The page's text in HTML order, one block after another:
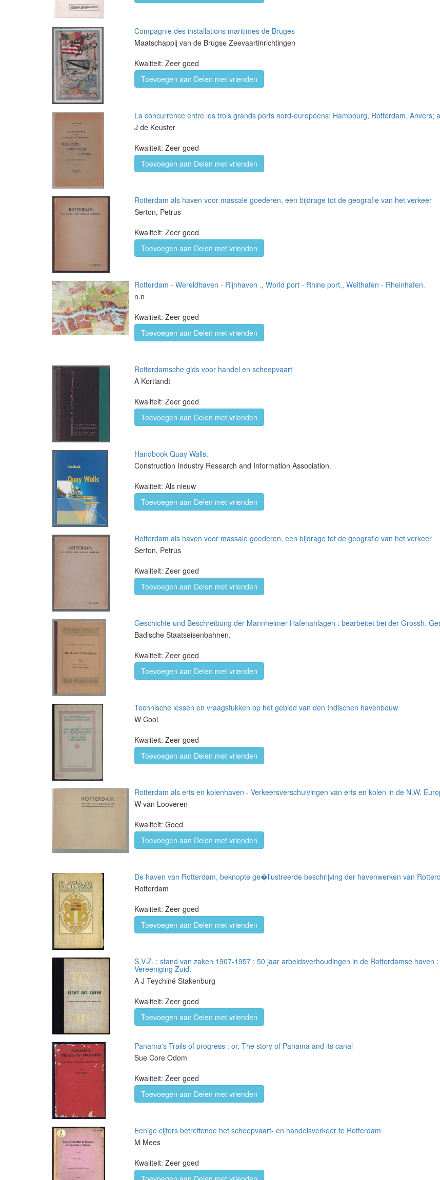
Compagnie des installations maritimes de Bruges
Maatschappij van de Brugse Zeevaartinrichtingen
Kwaliteit: Zeer goed
Toevoegen aan Delen met vrienden
La concurrence entre les trois grands ports nord-européens: Hambourg, Rotterdam, Anvers;
J de Keuster
Kwaliteit: Zeer goed
Toevoegen aan Delen met vrienden
Rotterdam als haven voor massale goederen, een bijdrage tot de geografie van het verkeer
Serton, Petrus
Kwaliteit: Zeer goed
Toevoegen aan Delen met vrienden
Rotterdam - Wereldhaven - Rijnhaven ., World port - Rhine port., Welthafen - Rheinhafen.
n.n
Kwaliteit: Zeer goed
Toevoegen aan Delen met vrienden
Rotterdamsche gids voor handel en scheepvaart
A Kortlandt
Kwaliteit: Zeer goed
Toevoegen aan Delen met vrienden
Handbook Quay Walls.
Construction Industry Research and Information Association.
Kwaliteit: Als nieuw
Toevoegen aan Delen met vrienden
Rotterdam als haven voor massale goederen, een bijdrage tot de geografie van het verkeer
Serton, Petrus
Kwaliteit: Zeer goed
Toevoegen aan Delen met vrienden
Geschichte und Beschreibung der Mannheimer Hafenanlagen : bearbeitet bei der Grossh.
Badische Staatseisenbahnen.
Kwaliteit: Zeer goed
Toevoegen aan Delen met vrienden
Technische lessen en vraagstukken op het gebied van den Indischen havenbouw
W Cool
Kwaliteit: Zeer goed
Toevoegen aan Delen met vrienden
Rotterdam als erts en kolenhaven - Verkeersverschuivingen van erts en kolen in de N.W.
W van Looveren
Kwaliteit: Goed
Toevoegen aan Delen met vrienden
De haven van Rotterdam, beknopte ge�llustreerde beschrijving der havenwerken van
Rotterdam
Kwaliteit: Zeer goed
Toevoegen aan Delen met vrienden
S.V.Z. : stand van zaken 1907-1957 : 50 jaar arbeidsverhoudingen in de Rotterdamse
Vereeniging Zuid.
A J Teychiné Stakenburg
Kwaliteit: Zeer goed
Toevoegen aan Delen met vrienden
Panama's Trails of progress : or, The story of Panama and its canal
Sue Core Odom
Kwaliteit: Zeer goed
Toevoegen aan Delen met vrienden
Eenige cijfers betreffende het scheepvaart- en handelsverkeer te Rotterdam
M Mees
Kwaliteit: Zeer goed